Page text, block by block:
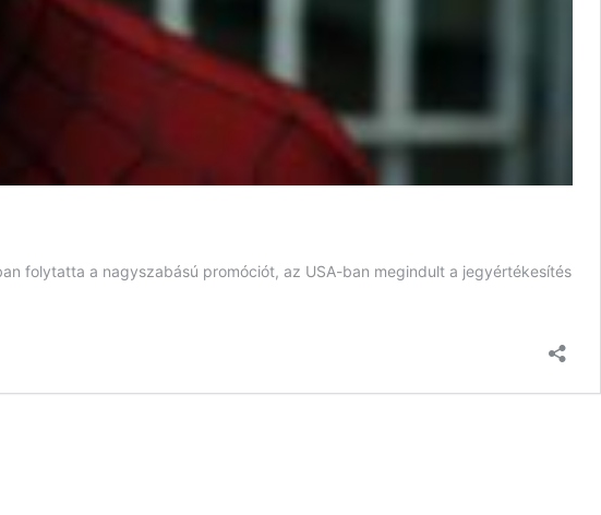
folytatta a nagyszabású promóciót, az USA-ban megindult a jegyértékesítés